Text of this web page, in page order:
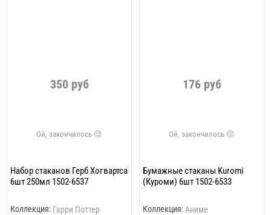
350 руб
Набор стаканов Герб Хогвартса
6шт 250мл 1502-6537
Коллекция: Гарри Поттер
176 руб
Бумажные стаканы Kuromi
(Куроми) 6шт 1502-6533
Коллекция: Аниме